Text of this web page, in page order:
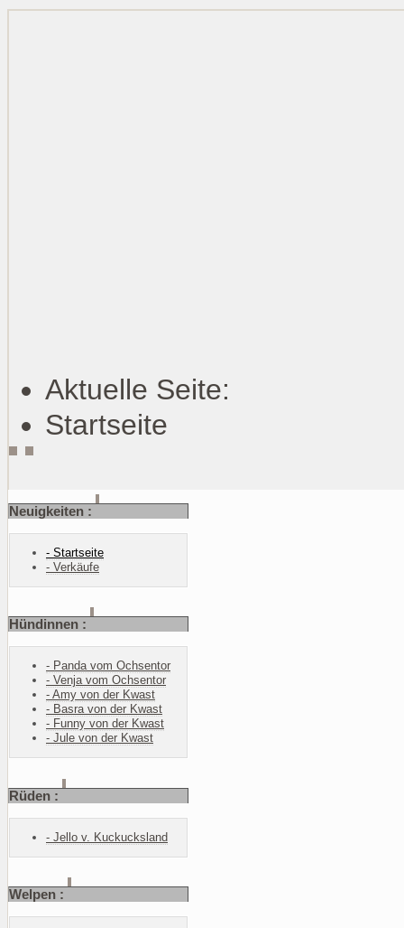
Aktuelle Seite:
Startseite
Neuigkeiten :
- Startseite
- Verkäufe
Hündinnen :
- Panda vom Ochsentor
- Venja vom Ochsentor
- Amy von der Kwast
- Basra von der Kwast
- Funny von der Kwast
- Jule von der Kwast
Rüden :
- Jello v. Kuckucksland
Welpen :